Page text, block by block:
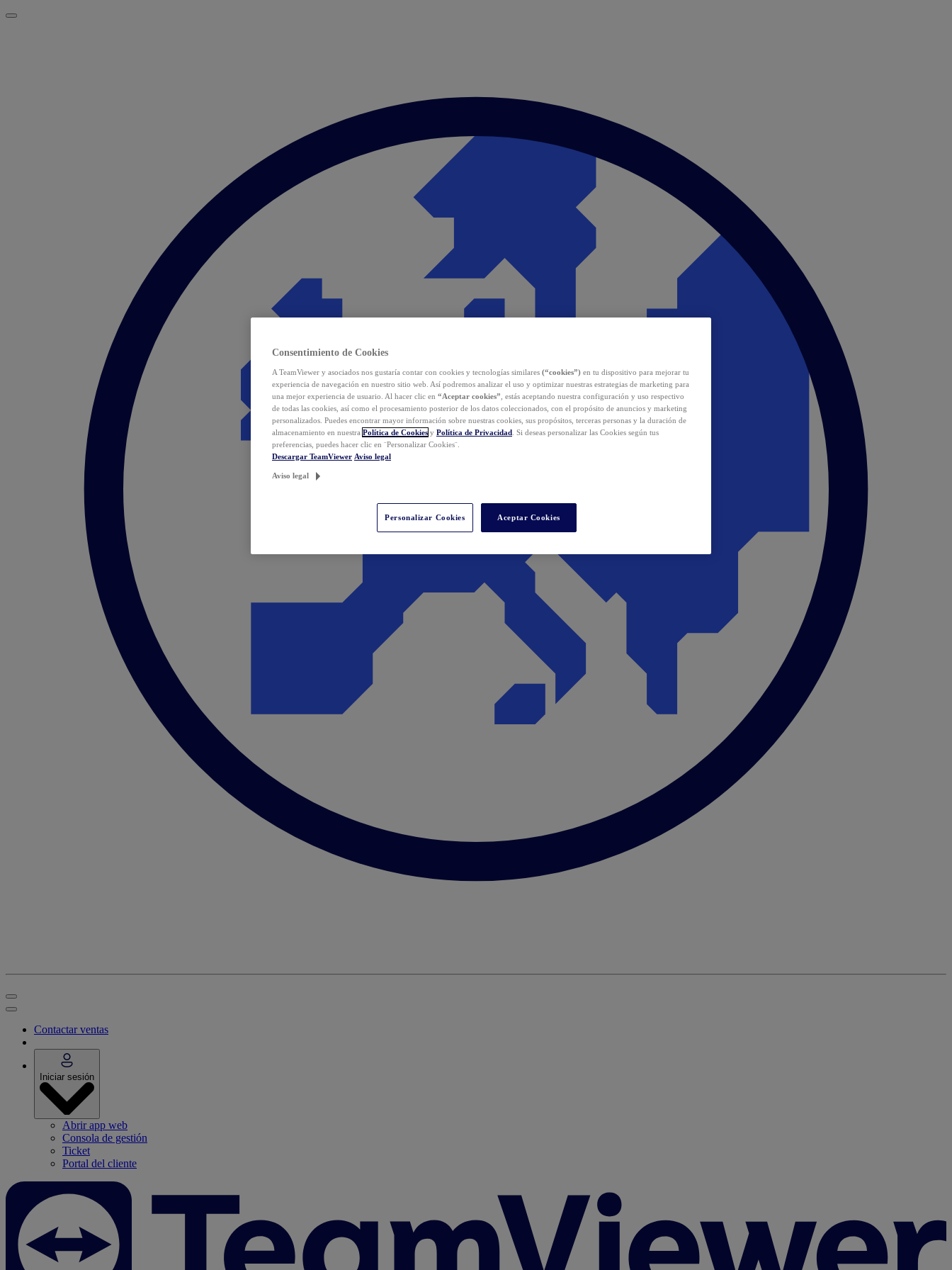
Contactar ventas
Iniciar sesión
Abrir app web
Consola de gestión
Ticket
Portal del cliente
Consentimiento de Cookies
A TeamViewer y asociados nos gustaría contar con cookies y tecnologías similares (“cookies”) en tu dispositivo para mejorar tu
experiencia de navegación en nuestro sitio web. Así podremos analizar el uso y optimizar nuestras estrategias de marketing para
una mejor experiencia de usuario. Al hacer clic en “Aceptar cookies” , estás aceptando nuestra configuración y uso respectivo
de todas las cookies, así como el procesamiento posterior de los datos coleccionados, con el propósito de anuncios y marketing
personalizados. Puedes encontrar mayor información sobre nuestras cookies, sus propósitos, terceras personas y la duración de
almacenamiento en nuestra Política de Cookies y Política de Privacidad . Si deseas personalizar las Cookies según tus
preferencias, puedes hacer clic en ¨Personalizar Cookies¨.
Descargar TeamViewer Aviso legal
Aviso legal
Personalizar Cookies Aceptar Cookies